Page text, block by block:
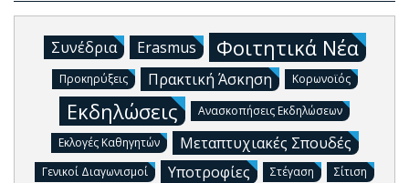
Συνέδρια Erasmus Φοιτητικά Νέα
Προκηρύξεις Πρακτική Άσκηση Κορωνοϊός
Εκδηλώσεις Ανασκοπήσεις Εκδηλώσεων
Εκλογές Καθηγητών Μεταπτυχιακές Σπουδές
Γενικοί Διαγωνισμοί Υποτροφίες Στέγαση Σίτιση